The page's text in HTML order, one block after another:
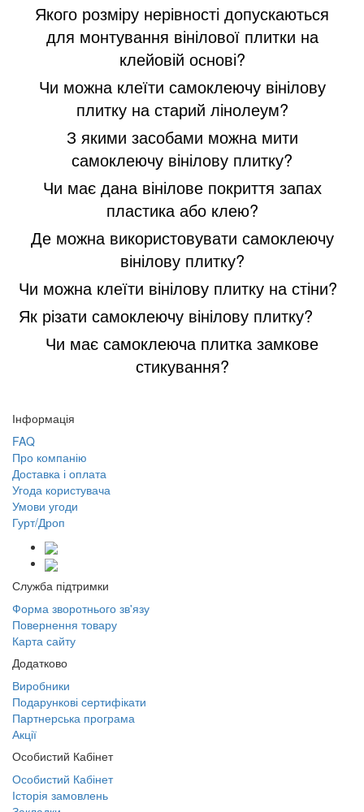
Якого розміру нерівності допускаються
для монтування вінілової плитки на
клейовій основі?
Чи можна клеїти самоклеючу вінілову
плитку на старий лінолеум?
З якими засобами можна мити
самоклеючу вінілову плитку?
Чи має дана вінілове покриття запах
пластика або клею?
Де можна використовувати самоклеючу
вінілову плитку?
Чи можна клеїти вінілову плитку на стіни?
Як різати самоклеючу вінілову плитку?
Чи має самоклеюча плитка замкове
стикування?
Інформація
FAQ
Про компанію
Доставка і оплата
Угода користувача
Умови угоди
Гурт/Дроп
Служба підтримки
Форма зворотнього зв'язу
Повернення товару
Карта сайту
Додатково
Виробники
Подарункові сертифікати
Партнерська програма
Акції
Особистий Кабінет
Особистий Кабінет
Історія замовлень